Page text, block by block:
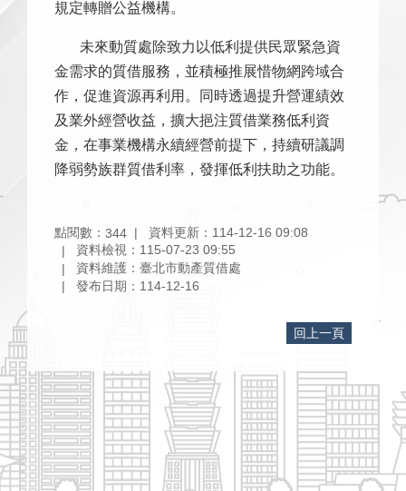
規定轉贈公益機構。
未來動質處除致力以低利提供民眾緊急資
金需求的質借服務，並積極推展惜物網跨域合
作，促進資源再利用。同時透過提升營運績效
及業外經營收益，擴大挹注質借業務低利資
金，在事業機構永續經營前提下，持續研議調
降弱勢族群質借利率，發揮低利扶助之功能。
點閱數： 344
資料更新：114-12-16 09:08
資料檢視：115-07-23 09:55
資料維護：臺北市動產質借處
發布日期：114-12-16
回上一頁